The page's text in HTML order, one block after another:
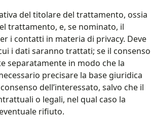
del titolare del trattamento, ossia
trattamento, e, se nominato, il
i contatti in materia di privacy. Deve
i dati saranno trattati; se il consenso
separatamente in modo che la
precisare la base giuridica
dell’interessato, salvo che il
o legali, nel qual caso la
rifiuto.